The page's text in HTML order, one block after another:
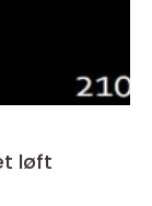
løft